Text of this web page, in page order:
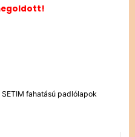
SETIM fahatású padlólapok